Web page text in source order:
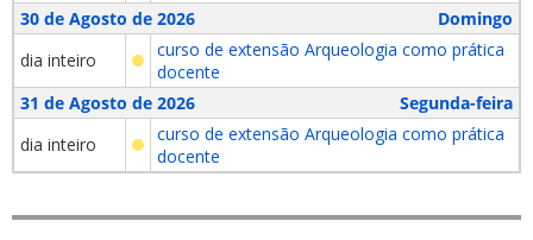
30 de Agosto de 2026
Domingo
dia inteiro
curso de extensão Arqueologia como prática
docente
31 de Agosto de 2026
Segunda-feira
dia inteiro
curso de extensão Arqueologia como prática
docente